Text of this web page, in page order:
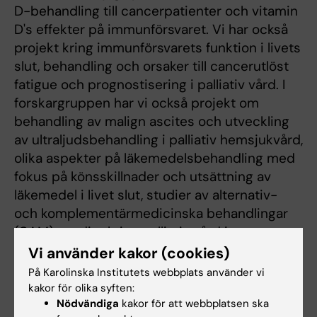
D-behandling till cancerpatienter och vitamin
D's effekter på immunförsvaret. Vi har också
projekt kring immunförsvarets funktion i livets
slut, behandling och orsaker till cancerutlöst
fatigue och prognostisering i palliativ vård. I
forskargruppen har vi också projekt om
behandling av malign ascites och utveckling
av ultraljudsbehandling i palliativ hemsjukvård,
olika aspekter på läkemedelsbehandling med
fokus på könsskillnader och utsättning av
läkemedel i livet slut, studier av alternativ-
och komplementärmedicinska behandlingar
(CAM), studier kring palliativ vård inom
hematologi samt studier om
nutritionsbehandling till cancerpatienter.
Vi använder kakor (cookies)
På Karolinska Institutets webbplats använder vi
kakor för olika syften:
Nödvändiga kakor för att webbplatsen ska